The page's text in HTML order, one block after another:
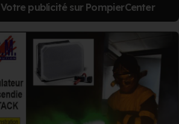
Votre publicité sur PompierCenter